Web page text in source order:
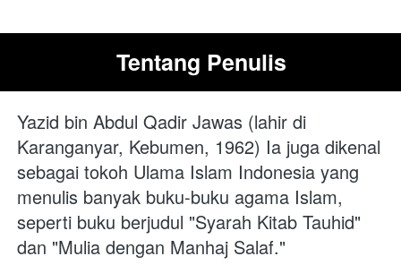
Tentang Penulis
Yazid bin Abdul Qadir Jawas (lahir di
Karanganyar, Kebumen, 1962) Ia juga dikenal
sebagai tokoh Ulama Islam Indonesia yang
menulis banyak buku-buku agama Islam,
seperti buku berjudul "Syarah Kitab Tauhid"
dan "Mulia dengan Manhaj Salaf."